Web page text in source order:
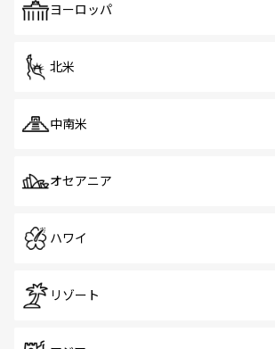
で、ホーカーズは地元の風情を楽しめ
ヨーロッパ
北米
中南米
オセアニア
ハワイ
リゾート